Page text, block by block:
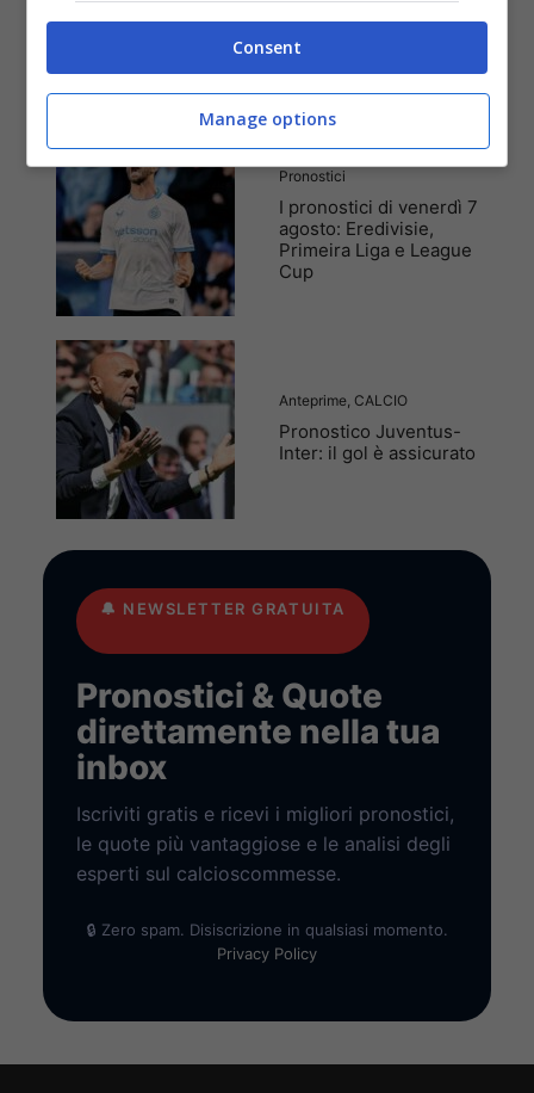
Amadora-Sporting CP:
quindicesima volta di fila
Pronostici
I pronostici di venerdì 7
agosto: Eredivisie,
Primeira Liga e League
Cup
Anteprime CALCIO
Pronostico Juventus-
Inter: il gol è assicurato
🔔 NEWSLETTER GRATUITA
Pronostici & Quote
direttamente nella tua
inbox
Iscriviti gratis e ricevi i migliori pronostici,
le quote più vantaggiose e le analisi degli
esperti sul calcioscommesse.
🔒 Zero spam. Disiscrizione in qualsiasi momento.
Privacy Policy
Consent
Manage options